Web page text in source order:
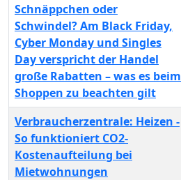
Schnäppchen oder
Schwindel? Am Black Friday,
Cyber Monday und Singles
Day verspricht der Handel
große Rabatten – was es beim
Shoppen zu beachten gilt
Verbraucherzentrale: Heizen -
So funktioniert CO2-
Kostenaufteilung bei
Mietwohnungen